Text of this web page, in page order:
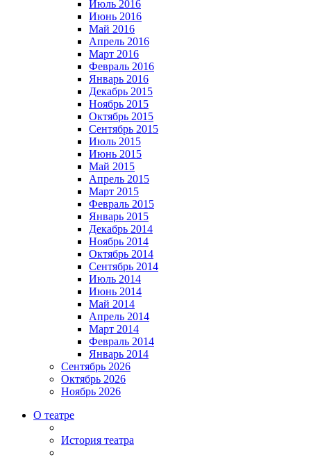
Июль 2016
Июнь 2016
Май 2016
Апрель 2016
Март 2016
Февраль 2016
Январь 2016
Декабрь 2015
Ноябрь 2015
Октябрь 2015
Сентябрь 2015
Июль 2015
Июнь 2015
Май 2015
Апрель 2015
Март 2015
Февраль 2015
Январь 2015
Декабрь 2014
Ноябрь 2014
Октябрь 2014
Сентябрь 2014
Июль 2014
Июнь 2014
Май 2014
Апрель 2014
Март 2014
Февраль 2014
Январь 2014
Сентябрь 2026
Октябрь 2026
Ноябрь 2026
О театре
История театра